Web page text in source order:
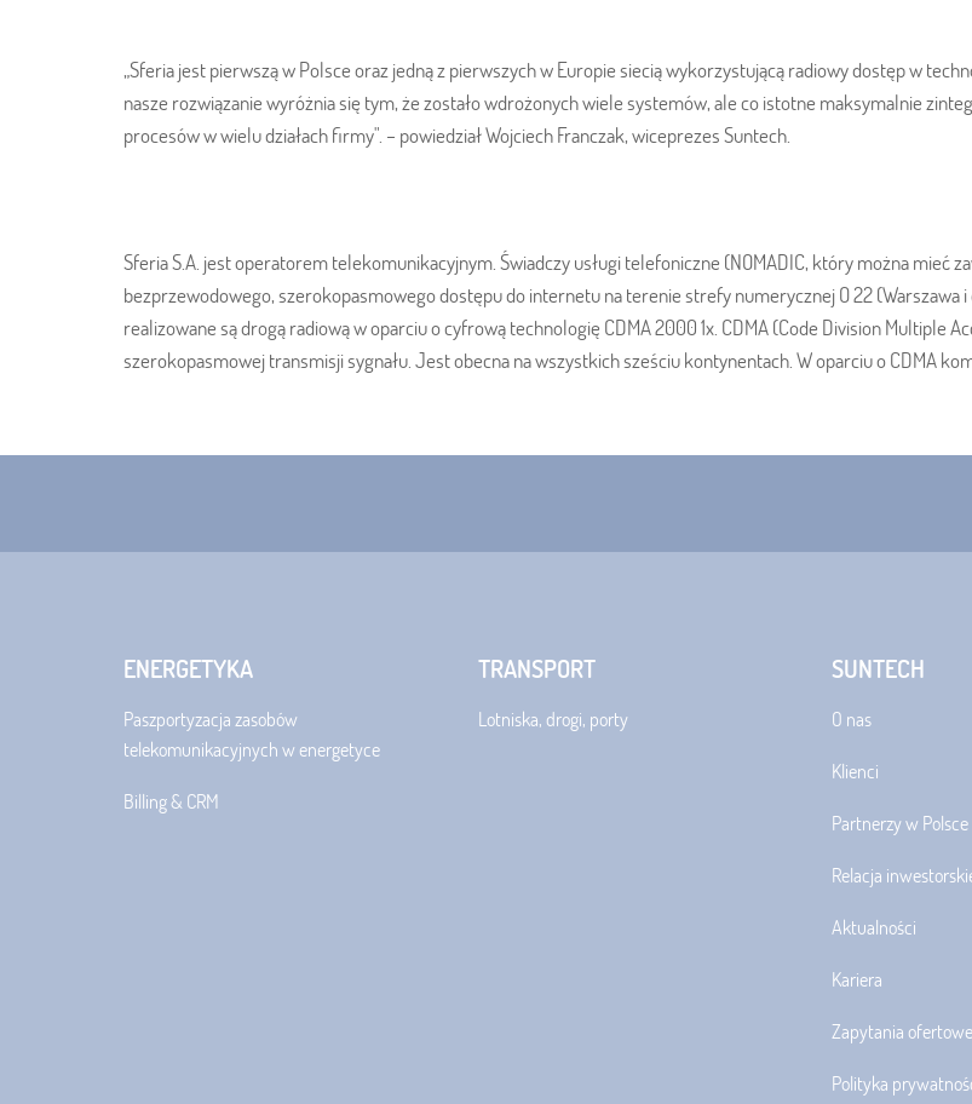
„Sferia jest pierwszą w Polsce oraz jedną z pierwszych w Europie siecią wykorzystującą radiowy dostęp w
nasze rozwiązanie wyróżnia się tym, że zostało wdrożonych wiele systemów, ale co istotne maksymalnie
procesów w wielu działach firmy". – powiedział Wojciech Franczak, wiceprezes Suntech.
Sferia S.A. jest operatorem telekomunikacyjnym. Świadczy usługi telefoniczne (NOMADIC, który można
bezprzewodowego, szerokopasmowego dostępu do internetu na terenie strefy numerycznej O 22 (Warszawa
realizowane są drogą radiową w oparciu o cyfrową technologię CDMA 2000 1x. CDMA (Code Division Multiple
szerokopasmowej transmisji sygnału. Jest obecna na wszystkich sześciu kontynentach. W oparciu o CDMA
ENERGETYKA
Paszportyzacja zasobów
telekomunikacyjnych w energetyce
Billing & CRM
TRANSPORT
Lotniska, drogi, porty
SUNTECH
O nas
Klienci
Partnerzy w Polsce
Relacja
Aktualności
Kariera
Zapytania ofertowe
Polityka